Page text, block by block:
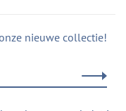
nieuwe collectie!